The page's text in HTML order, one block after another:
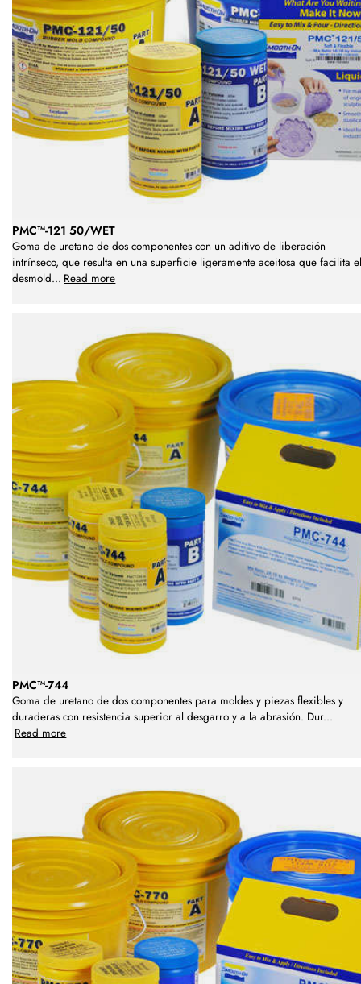
PMC™-121 50/WET
Goma de uretano de dos componentes con un aditivo de liberación
intrínseco, que resulta en una superficie ligeramente aceitosa que facilita el
desmold... Read more
PMC™-744
Goma de uretano de dos componentes para moldes y piezas flexibles y
duraderas con resistencia superior al desgarro y a la abrasión. Dur...
Read more